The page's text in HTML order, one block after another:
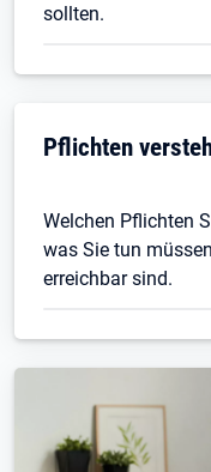
sollten.
Pflichten
Welchen Pflichten
was Sie tun
erreichbar sind.